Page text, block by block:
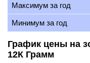
Максимум за год
Минимум за год
График цены на
12К Грамм